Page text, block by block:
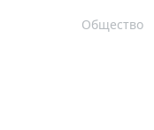
Общество